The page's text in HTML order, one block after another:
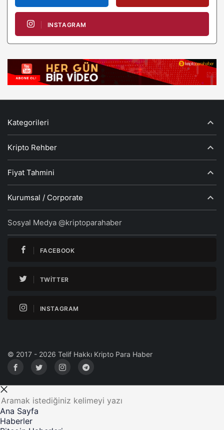
INSTAGRAM
Kategorileri
Kripto Rehber
Fiyat Tahmini
Kurumsal / Corporate
Sosyal Medya @kriptoparahaber
FACEBOOK
TWITTER
INSTAGRAM
© 2017 - 2026 Telif Hakkı Kripto Para Haber
Ana Sayfa
Haberler